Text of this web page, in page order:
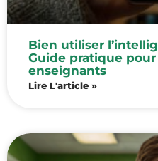
Bien utiliser
Guide pratique
enseignants
Lire L'article »